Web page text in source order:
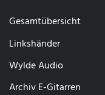
Gesamtübersicht
Linkshänder
Wylde Audio
Archiv E-Gitarren